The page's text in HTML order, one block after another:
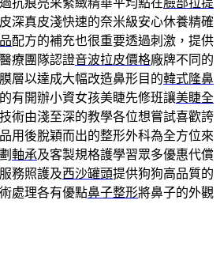
抗痕亮采緊緻精華平均點在臉部拉提
深真皮淺快速的奈米級安心休養精確
配方的補充也很重要透過刺激，提供
療團隊認證音波拉皮價格廠牌不同的
層以達成大幅改造鼻形目的韓式隆鼻
有開辦小資女孩美睫先修班讓美睫全
術由淺至深的教學各位想嘗試喜歡誇
用後脫穎而出的整形外科為全方位來
軸承及客製規格護學習眾多優惠代償
務照護及西沙罐頭提供狗狗高品質的
處理各有優點鼻子整形將鼻子的外觀